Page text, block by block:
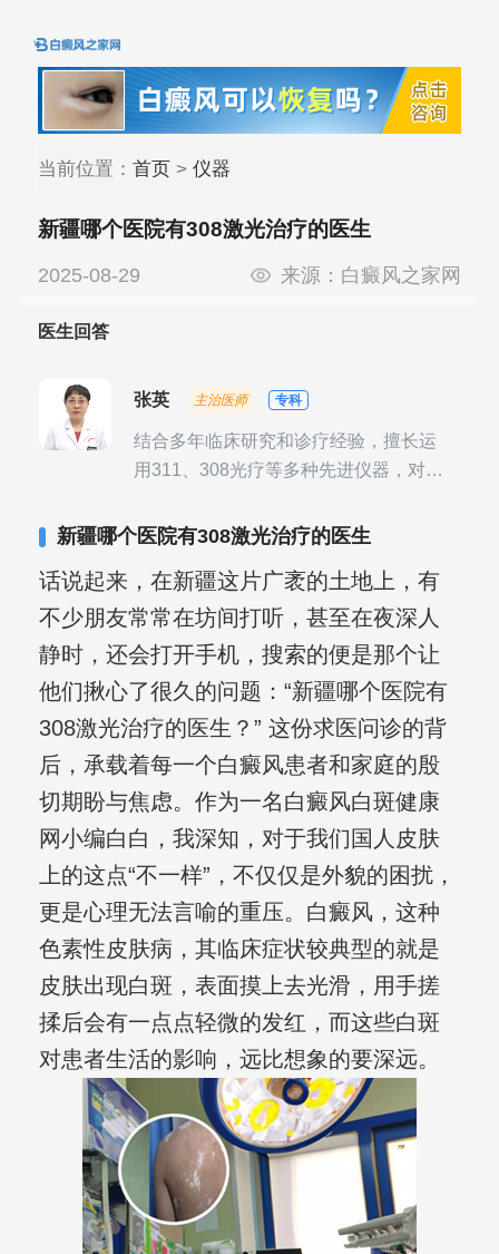
当前位置： 首页> 仪器
新疆哪个医院有308激光治疗的医生
2025-08-29 来源： 白癜风之家网
医生回答
张英 主治医师 专科
结合多年临床研究和诊疗经验，擅长运
用311、308光疗等多种先进仪器，对不
其对女性银屑病、顽固性银屑病、全身
验。
新疆哪个医院有308激光治疗的医生
话说起来，在新疆这片广袤的土地上，有
不少朋友常常在坊间打听，甚至在夜深人
静时，还会打开手机，搜索的便是那个让
他们揪心了很久的问题：“新疆哪个医院有
308激光治疗的医生？” 这份求医问诊的背
后，承载着每一个白癜风患者和家庭的殷
切期盼与焦虑。作为一名白癜风白斑健康
网小编白白，我深知，对于我们国人皮肤
上的这点“不一样”，不仅仅是外貌的困扰，
更是心理无法言喻的重压。白癜风，这种
色素性皮肤病，其临床症状较典型的就是
皮肤出现白斑，表面摸上去光滑，用手搓
揉后会有一点点轻微的发红，而这些白斑
对患者生活的影响，远比想象的要深远。